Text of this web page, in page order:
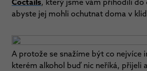
Coctails, který jsme vám přihodili do
abyste jej mohli ochutnat doma v
A protože se snažíme být co nejvíce
kterém alkohol buď nic neříká, přijeli